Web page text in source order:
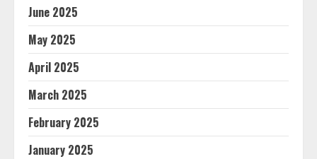
June 2025
May 2025
April 2025
March 2025
February 2025
January 2025